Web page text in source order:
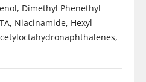
Dimethyl Phenethyl
Niacinamide, Hexyl